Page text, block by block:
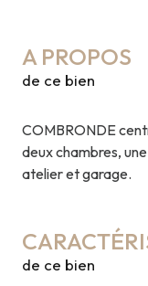
A PROPOS
de ce bien
COMBRONDE
deux chambres,
atelier et garage.
de ce bien